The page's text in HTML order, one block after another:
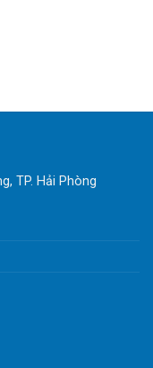
TP. Hải Phòng